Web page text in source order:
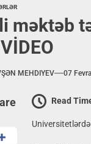
məktəb
MEHDIYEV 07
Read